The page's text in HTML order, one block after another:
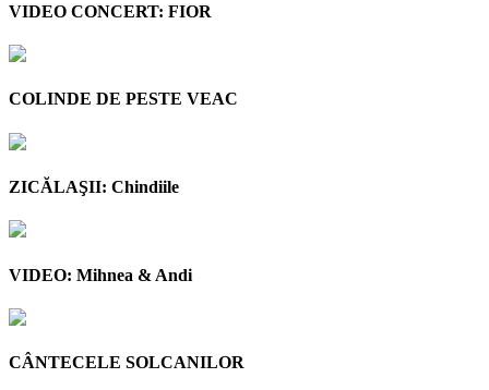
VIDEO CONCERT: FIOR
COLINDE DE PESTE VEAC
ZICĂLAŞII: Chindiile
VIDEO: Mihnea & Andi
CÂNTECELE SOLCANILOR